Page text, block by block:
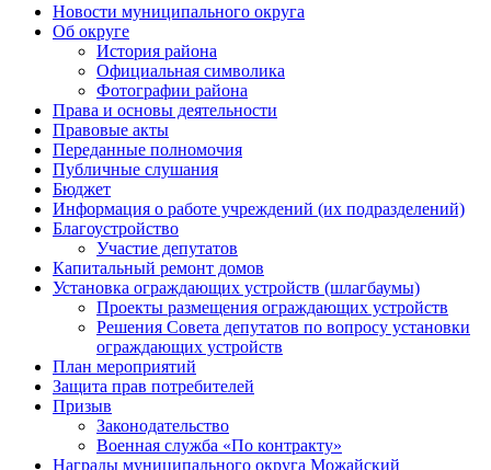
Новости муниципального округа
Об округе
История района
Официальная символика
Фотографии района
Права и основы деятельности
Правовые акты
Переданные полномочия
Публичные слушания
Бюджет
Информация о работе учреждений (их подразделений)
Благоустройство
Участие депутатов
Капитальный ремонт домов
Установка ограждающих устройств (шлагбаумы)
Проекты размещения ограждающих устройств
Решения Совета депутатов по вопросу установки
ограждающих устройств
План мероприятий
Защита прав потребителей
Призыв
Законодательство
Военная служба «По контракту»
Награды муниципального округа Можайский